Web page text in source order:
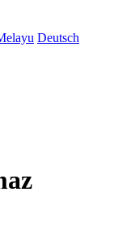
Deutsch